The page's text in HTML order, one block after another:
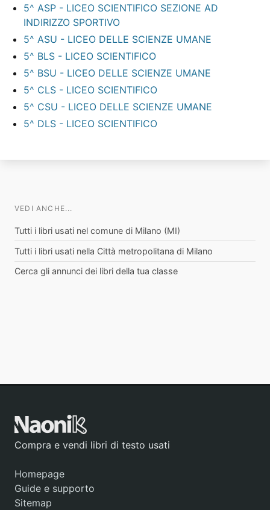
5^ ASP - LICEO SCIENTIFICO SEZIONE AD
INDIRIZZO SPORTIVO
5^ ASU - LICEO DELLE SCIENZE UMANE
5^ BLS - LICEO SCIENTIFICO
5^ BSU - LICEO DELLE SCIENZE UMANE
5^ CLS - LICEO SCIENTIFICO
5^ CSU - LICEO DELLE SCIENZE UMANE
5^ DLS - LICEO SCIENTIFICO
VEDI ANCHE...
Tutti i libri usati nel comune di Milano (MI)
Tutti i libri usati nella Città metropolitana di Milano
Cerca gli annunci dei libri della tua classe
Compra e vendi libri di testo usati
Homepage
Guide e supporto
Sitemap